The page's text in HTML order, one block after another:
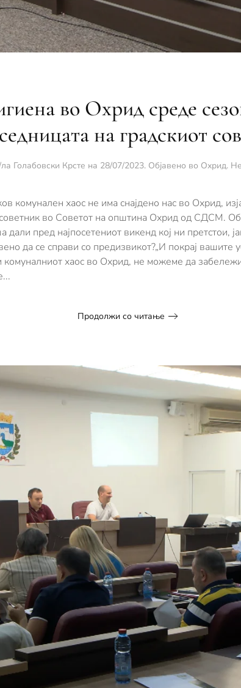
во Охрид среде
седницата на градскиот
Голабовски Крсте на 28/07/2023. Објавено во Охрид.
комунален хаос не има снајдено нас во Охрид,
во Советот на општина Охрид од СДСМ.
пред најпосетениот викенд кој ни претстои,
да се справи со предизвикот?„И покрај
хаос во Охрид, не можеме да
Продолжи со читање